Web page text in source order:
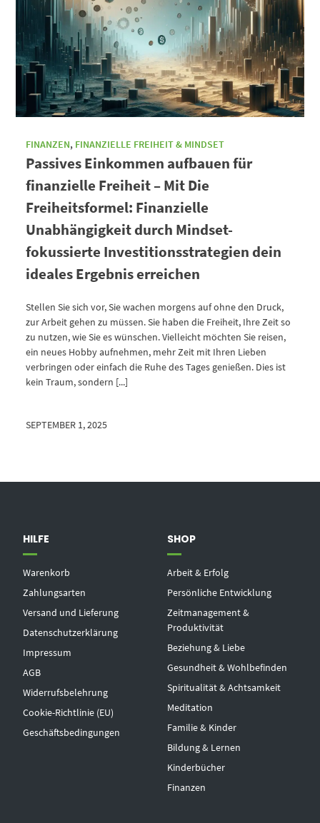
FINANZEN, FINANZIELLE FREIHEIT & MINDSET
Passives Einkommen aufbauen für
finanzielle Freiheit – Mit Die
Freiheitsformel: Finanzielle
Unabhängigkeit durch Mindset-
fokussierte Investitionsstrategien dein
ideales Ergebnis erreichen
Stellen Sie sich vor, Sie wachen morgens auf ohne den Druck,
zur Arbeit gehen zu müssen. Sie haben die Freiheit, Ihre Zeit so
zu nutzen, wie Sie es wünschen. Vielleicht möchten Sie reisen,
ein neues Hobby aufnehmen, mehr Zeit mit Ihren Lieben
verbringen oder einfach die Ruhe des Tages genießen. Dies ist
kein Traum, sondern [...]
SEPTEMBER 1, 2025
HILFE
Warenkorb
Zahlungsarten
Versand und Lieferung
Datenschutzerklärung
Impressum
AGB
Widerrufsbelehrung
Cookie-Richtlinie (EU)
Geschäftsbedingungen
SHOP
Arbeit & Erfolg
Persönliche Entwicklung
Zeitmanagement &
Produktivität
Beziehung & Liebe
Gesundheit & Wohlbefinden
Spiritualität & Achtsamkeit
Meditation
Familie & Kinder
Bildung & Lernen
Kinderbücher
Finanzen